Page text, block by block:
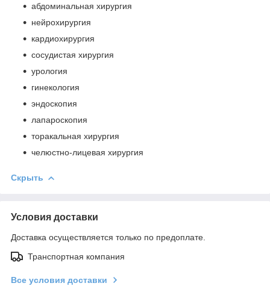
абдоминальная хирургия
нейрохирургия
кардиохирургия
сосудистая хирургия
урология
гинекология
эндоскопия
лапароскопия
торакальная хирургия
челюстно-лицевая хирургия
Скрыть
Условия доставки
Доставка осуществляется только по предоплате.
Транспортная компания
Все условия доставки